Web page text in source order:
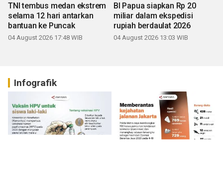
TNI tembus medan ekstrem
selama 12 hari antarkan
bantuan ke Puncak
04 August 2026 17:48 WIB
BI Papua siapkan Rp 20
miliar dalam ekspedisi
rupiah berdaulat 2026
04 August 2026 13:03 WIB
Infografik